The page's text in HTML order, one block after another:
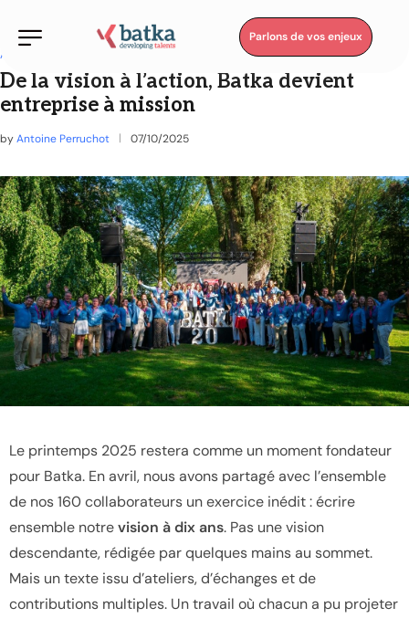
Parlons de vos enjeux
Au cœur de Batka
De la vision à l’action, Batka devient
entreprise à mission
byAntoine Perruchot 07/10/2025
Le printemps 2025 restera comme un moment fondateur
pour Batka. En avril, nous avons partagé avec l’ensemble
de nos 160 collaborateurs un exercice inédit : écrire
ensemble notrevision à dix ans. Pas une vision
descendante, rédigée par quelques mains au sommet.
Mais un texte issu d’ateliers, d’échanges et de
contributions multiples. Un travail où chacun a pu projeter